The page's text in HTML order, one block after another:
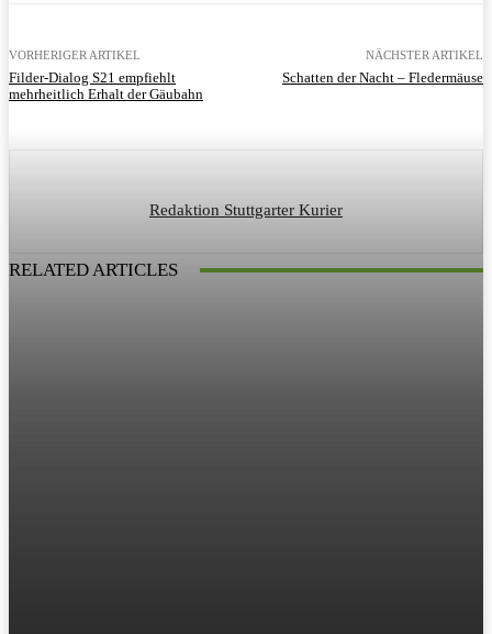
VORHERIGER ARTIKEL
Filder-Dialog S21 empfiehlt
mehrheitlich Erhalt der Gäubahn
NÄCHSTER ARTIKEL
Schatten der Nacht – Fledermäuse
Redaktion Stuttgarter Kurier
RELATED ARTICLES